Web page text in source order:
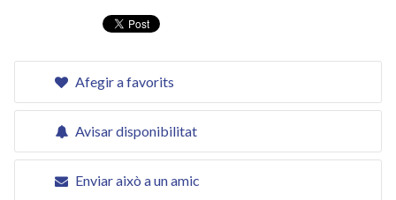
Afegir a favorits
Avisar disponibilitat
Enviar això a un amic